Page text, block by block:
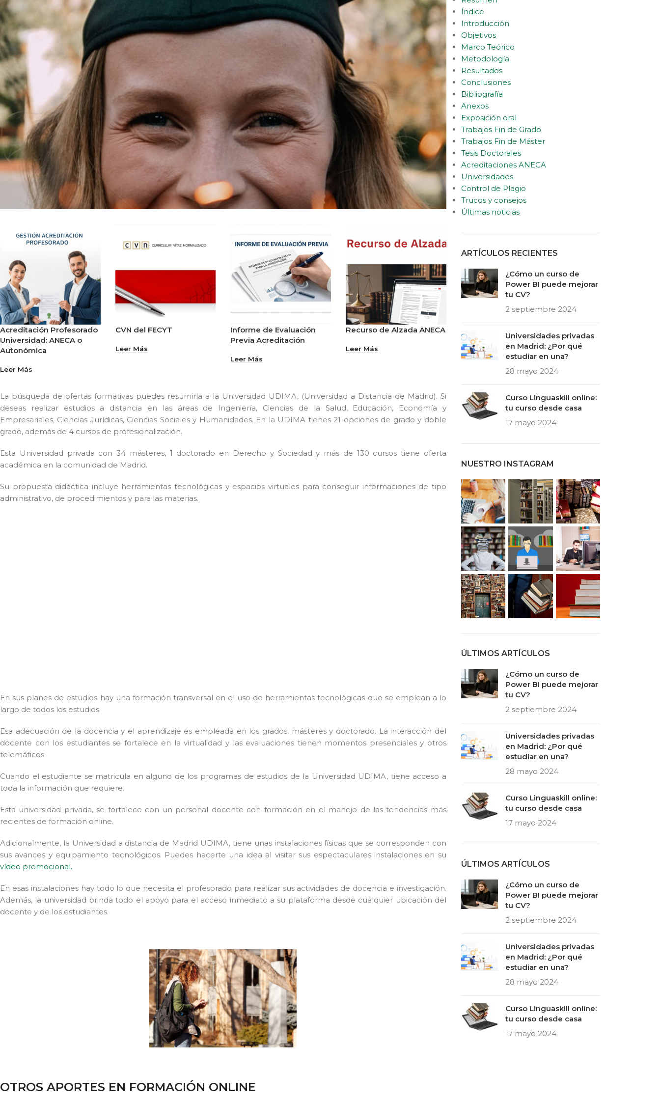
Acreditación Profesorado
Universidad: ANECA o
Autonómica
Leer Más
CVN del FECYT
Leer Más
Informe de Evaluación
Previa Acreditación
Leer Más
Recurso de Alzada ANECA
Leer Más
La búsqueda de ofertas formativas puedes resumirla a la Universidad UDIMA, (Universidad a Distancia de Madrid). Si
deseas realizar estudios a distancia en las áreas de Ingeniería, Ciencias de la Salud, Educación, Economía y
Empresariales, Ciencias Jurídicas, Ciencias Sociales y Humanidades. En la UDIMA tienes 21 opciones de grado y doble
grado, además de 4 cursos de profesionalización.
Esta Universidad privada con 34 másteres, 1 doctorado en Derecho y Sociedad y más de 130 cursos tiene oferta
académica en la comunidad de Madrid.
Su propuesta didáctica incluye herramientas tecnológicas y espacios virtuales para conseguir informaciones de tipo
administrativo, de procedimientos y para las materias.
En sus planes de estudios hay una formación transversal en el uso de herramientas tecnológicas que se emplean a lo
largo de todos los estudios.
Esa adecuación de la docencia y el aprendizaje es empleada en los grados, másteres y doctorado. La interacción del
docente con los estudiantes se fortalece en la virtualidad y las evaluaciones tienen momentos presenciales y otros
telemáticos.
Cuando el estudiante se matricula en alguno de los programas de estudios de la Universidad UDIMA, tiene acceso a
toda la información que requiere.
Esta universidad privada, se fortalece con un personal docente con formación en el manejo de las tendencias más
recientes de formación online.
Adicionalmente, la Universidad a distancia de Madrid UDIMA, tiene unas instalaciones físicas que se corresponden con
sus avances y equipamiento tecnológicos. Puedes hacerte una idea al visitar sus espectaculares instalaciones en su
vídeo promocional.
En esas instalaciones hay todo lo que necesita el profesorado para realizar sus actividades de docencia e investigación.
Además, la universidad brinda todo el apoyo para el acceso inmediato a su plataforma desde cualquier ubicación del
docente y de los estudiantes.
OTROS APORTES EN FORMACIÓN ONLINE
Índice
Introducción
Objetivos
Marco Teórico
Metodología
Resultados
Conclusiones
Bibliografía
Anexos
Exposición oral
Trabajos Fin de Grado
Trabajos Fin de Máster
Tesis Doctorales
Acreditaciones ANECA
Universidades
Control de Plagio
Trucos y consejos
Últimas noticias
ARTÍCULOS RECIENTES
¿Cómo un curso de
Power BI puede mejorar
tu CV?
2 septiembre 2024
Universidades privadas
en Madrid: ¿Por qué
estudiar en una?
28 mayo 2024
Curso Linguaskill online:
tu curso desde casa
17 mayo 2024
NUESTRO INSTAGRAM
ÚLTIMOS ARTÍCULOS
¿Cómo un curso de
Power BI puede mejorar
tu CV?
2 septiembre 2024
Universidades privadas
en Madrid: ¿Por qué
estudiar en una?
28 mayo 2024
Curso Linguaskill online:
tu curso desde casa
17 mayo 2024
ÚLTIMOS ARTÍCULOS
¿Cómo un curso de
Power BI puede mejorar
tu CV?
2 septiembre 2024
Universidades privadas
en Madrid: ¿Por qué
estudiar en una?
28 mayo 2024
Curso Linguaskill online:
tu curso desde casa
17 mayo 2024